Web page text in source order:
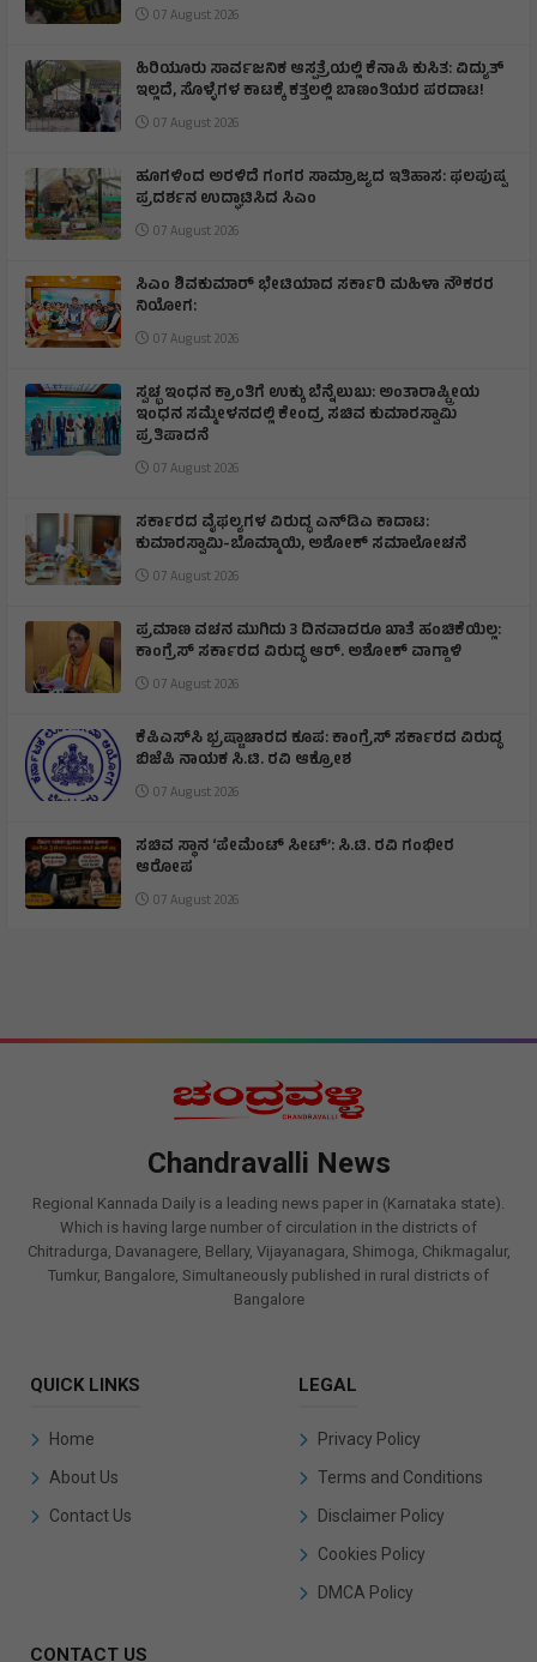
07 August 2026
ಹಿರಿಯೂರು ಸಾರ್ವಜನಿಕ ಆಸ್ಪತ್ರೆಯಲ್ಲಿ ಕೆನಾಪಿ ಕುಸಿತ: ವಿದ್ಯುತ್‌
ಇಲ್ಲದೆ, ಸೊಳ್ಳೆಗಳ ಕಾಟಕ್ಕೆ ಕತ್ತಲಲ್ಲಿ ಬಾಣಂತಿಯರ ಪರದಾಟ!
07 August 2026
ಹೂಗಳಿಂದ ಅರಳಿದೆ ಗಂಗರ ಸಾಮ್ರಾಜ್ಯದ ಇತಿಹಾಸ: ಫಲಪುಷ್ಪ
ಪ್ರದರ್ಶನ ಉದ್ಘಾಟಿಸಿದ ಸಿಎಂ
07 August 2026
ಸಿಎಂ ಶಿವಕುಮಾರ್‌ ಭೇಟಿಯಾದ ಸರ್ಕಾರಿ ಮಹಿಳಾ ನೌಕರರ
ನಿಯೋಗ:
07 August 2026
ಸ್ವಚ್ಛ ಇಂಧನ ಕ್ರಾಂತಿಗೆ ಉಕ್ಕು ಬೆನ್ನೆಲುಬು: ಅಂತಾರಾಷ್ಟ್ರೀಯ
ಇಂಧನ ಸಮ್ಮೇಳನದಲ್ಲಿ ಕೇಂದ್ರ ಸಚಿವ ಕುಮಾರಸ್ವಾಮಿ
ಪ್ರತಿಪಾದನೆ
07 August 2026
ಸರ್ಕಾರದ ವೈಫಲ್ಯಗಳ ವಿರುದ್ಧ ಎನ್‌ಡಿಎ ಕಾದಾಟ:
ಕುಮಾರಸ್ವಾಮಿ-ಬೊಮ್ಮಾಯಿ, ಅಶೋಕ್ ಸಮಾಲೋಚನೆ
07 August 2026
ಪ್ರಮಾಣ ವಚನ ಮುಗಿದು 3 ದಿನವಾದರೂ ಖಾತೆ ಹಂಚಿಕೆಯಿಲ್ಲ:
ಕಾಂಗ್ರೆಸ್ ಸರ್ಕಾರದ ವಿರುದ್ಧ ಆರ್‌. ಅಶೋಕ್ ವಾಗ್ದಾಳಿ
07 August 2026
ಕೆಪಿಎಸ್‌ಸಿ ಭ್ರಷ್ಟಾಚಾರದ ಕೂಪ: ಕಾಂಗ್ರೆಸ್ ಸರ್ಕಾರದ ವಿರುದ್ಧ
ಬಿಜೆಪಿ ನಾಯಕ ಸಿ.ಟಿ. ರವಿ ಆಕ್ರೋಶ
07 August 2026
ಸಚಿವ ಸ್ಥಾನ ‘ಪೇಮೆಂಟ್ ಸೀಟ್’: ಸಿ.ಟಿ. ರವಿ ಗಂಭೀರ
ಆರೋಪ
07 August 2026
Chandravalli News
Regional Kannada Daily is a leading news paper in (Karnataka state).
Which is having large number of circulation in the districts of
Chitradurga, Davanagere, Bellary, Vijayanagara, Shimoga, Chikmagalur,
Tumkur, Bangalore, Simultaneously published in rural districts of
Bangalore
QUICK LINKS
Home
About Us
Contact Us
LEGAL
Privacy Policy
Terms and Conditions
Disclaimer Policy
Cookies Policy
DMCA Policy
CONTACT US